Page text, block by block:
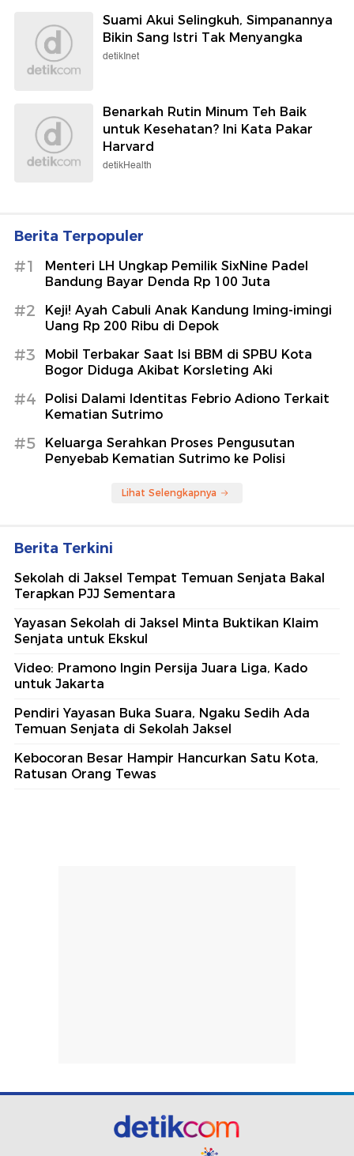
Suami Akui Selingkuh, Simpanannya
Bikin Sang Istri Tak Menyangka
detikInet
Benarkah Rutin Minum Teh Baik
untuk Kesehatan? Ini Kata Pakar
Harvard
detikHealth
Berita Terpopuler
#1
Menteri LH Ungkap Pemilik SixNine Padel
Bandung Bayar Denda Rp 100 Juta
#2
Keji! Ayah Cabuli Anak Kandung Iming-imingi
Uang Rp 200 Ribu di Depok
#3
Mobil Terbakar Saat Isi BBM di SPBU Kota
Bogor Diduga Akibat Korsleting Aki
#4
Polisi Dalami Identitas Febrio Adiono Terkait
Kematian Sutrimo
#5
Keluarga Serahkan Proses Pengusutan
Penyebab Kematian Sutrimo ke Polisi
Lihat Selengkapnya
Berita Terkini
Sekolah di Jaksel Tempat Temuan Senjata Bakal
Terapkan PJJ Sementara
Yayasan Sekolah di Jaksel Minta Buktikan Klaim
Senjata untuk Ekskul
Video: Pramono Ingin Persija Juara Liga, Kado
untuk Jakarta
Pendiri Yayasan Buka Suara, Ngaku Sedih Ada
Temuan Senjata di Sekolah Jaksel
Kebocoran Besar Hampir Hancurkan Satu Kota,
Ratusan Orang Tewas